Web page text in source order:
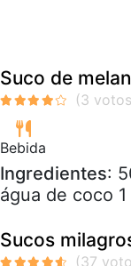
Suco de
Bebida
Ingredientes:
água de coco
Sucos